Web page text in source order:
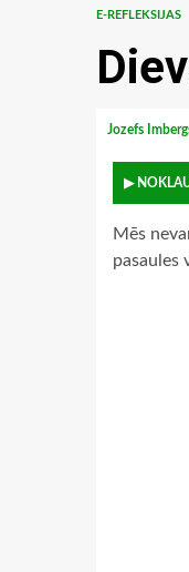
E-REFLEKSIJAS
Jozefs
▶
Mēs
pasaules